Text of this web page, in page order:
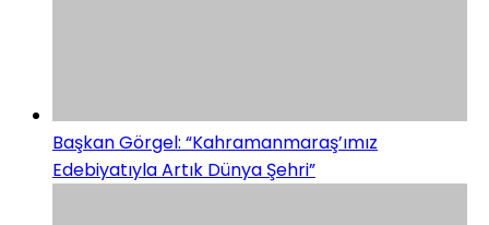
Başkan Görgel: “Kahramanmaraş’ımız
Edebiyatıyla Artık Dünya Şehri”